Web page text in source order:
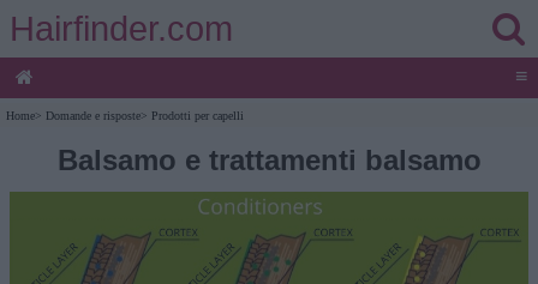
Hairfinder.com
≡
Home> Domande e risposte> Prodotti per capelli
Balsamo e trattamenti balsamo